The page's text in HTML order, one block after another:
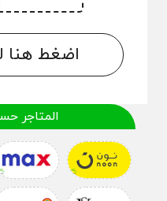
اضغط هنا
المتاجر